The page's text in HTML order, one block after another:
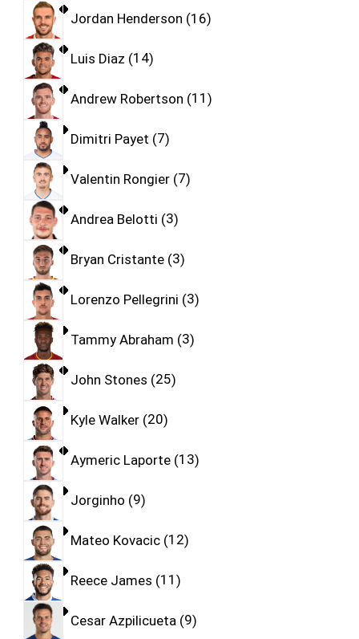
Jordan Henderson 16
Luis Diaz 14
Andrew Robertson 11
Dimitri Payet 7
Valentin Rongier 7
Andrea Belotti 3
Bryan Cristante 3
Lorenzo Pellegrini 3
Tammy Abraham 3
John Stones 25
Kyle Walker 20
Aymeric Laporte 13
Jorginho 9
Mateo Kovacic 12
Reece James 11
Cesar Azpilicueta 9